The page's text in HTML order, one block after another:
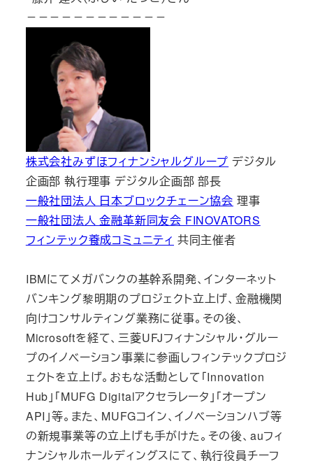
－－－－－－－－－－－－
株式会社みずほフィナンシャルグループ デジタル
企画部 執行理事 デジタル企画部 部長
一般社団法人 日本ブロックチェーン協会 理事
一般社団法人 金融革新同友会 FINOVATORS
フィンテック養成コミュニティ 共同主催者
IBMにてメガバンクの基幹系開発、インターネット
バンキング黎明期のプロジェクト立上げ、金融機関
向けコンサルティング業務に従事。その後、
Microsoftを経て、三菱UFJフィナンシャル・グルー
プのイノベーション事業に参画しフィンテックプロジ
ェクトを立上げ。おもな活動として「Innovation
Hub」「MUFG Digitalアクセラレータ」「オープン
API」等。また、MUFGコイン、イノベーションハブ等
の新規事業等の立上げも手がけた。その後、auフィ
ナンシャルホールディングスにて、執行役員チーフ